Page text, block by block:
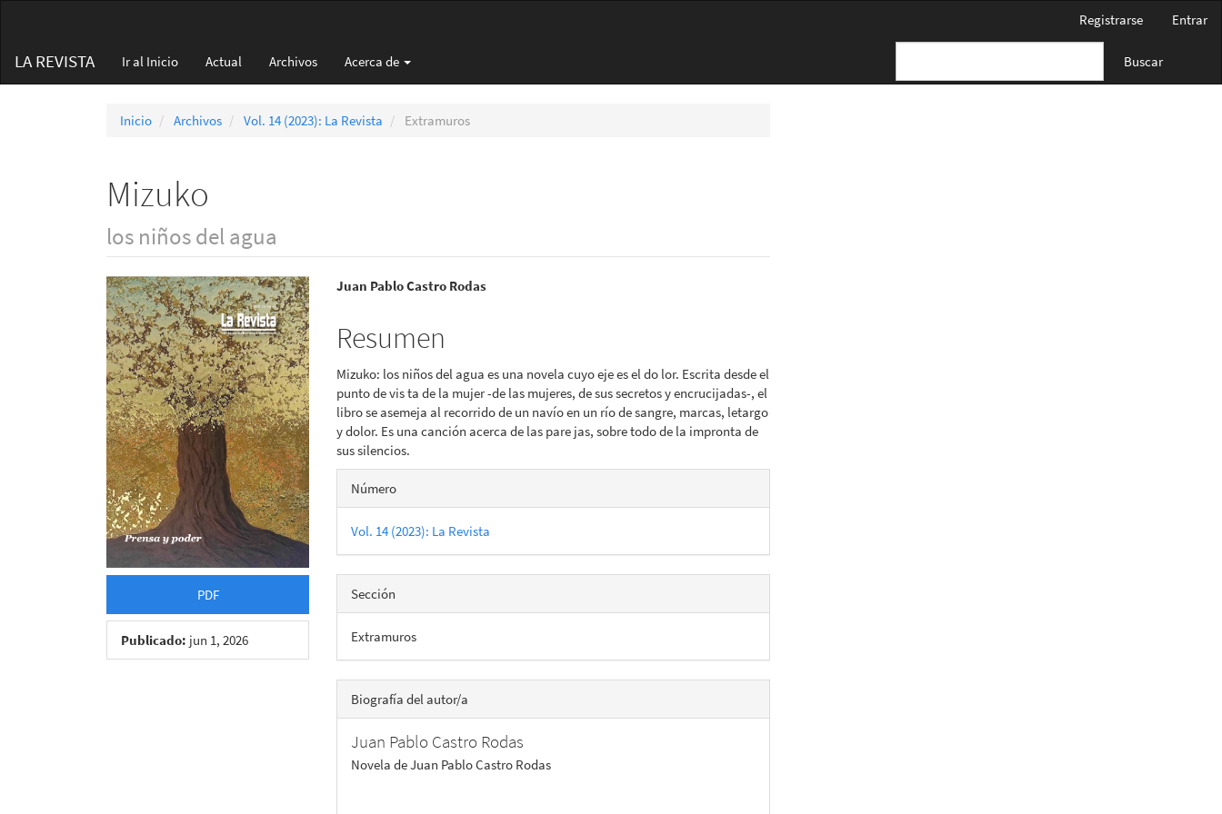
principal
Barra
Registrarse Entrar
LA REVISTA Ir al Inicio Actual Archivos Acerca de Buscar
Inicio Archivos Vol. 14 (2023): La Revista Extramuros
Mizuko
los niños del agua
Barra
lateral
del
artículo
PDF
Publicado: jun 1, 2026
Contenido
principal
del
artículo
Juan Pablo Castro Rodas
Resumen
Mizuko: los niños del agua es una novela cuyo eje es el do lor. Escrita desde el
punto de vis ta de la mujer -de las mujeres, de sus secretos y encrucijadas-, el
libro se asemeja al recorrido de un navío en un río de sangre, marcas, letargo
y dolor. Es una canción acerca de las pare jas, sobre todo de la impronta de
sus silencios.
Detalles
del
artículo
Número
Vol. 14 (2023): La Revista
Sección
Extramuros
Biografía del autor/a
Juan Pablo Castro Rodas
Novela de Juan Pablo Castro Rodas